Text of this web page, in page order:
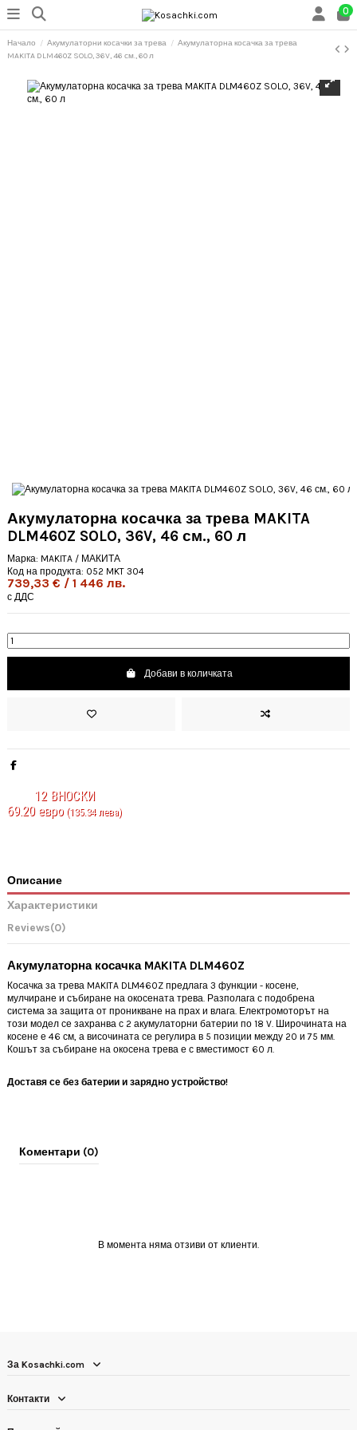
0
Начало Акумулаторни косачки за трева
Акумулаторна косачка за трева
MAKITA DLM460Z SOLO, 36V, 46 см., 60 л
Акумулаторна косачка за трева MAKITA
DLM460Z SOLO, 36V, 46 см., 60 л
Марка: MAKITA / МАКИТА
Код на продукта: 052 MKT 304
739,33 € / 1 446 лв.
с ДДС
Добави в количката
12 ВНОСКИ
69.20 евро(135.34 лева)
Описание
Характеристики
Reviews(0)
Акумулаторна косачка MAKITA DLM460Z
Косачка за трева MAKITA DLM460Z предлага 3 функции - косене,
мулчиране и събиране на окосената трева. Разполага с подобрена
система за защита от проникване на прах и влага. Електромоторът на
този модел се захранва с 2 акумулаторни батерии по 18 V. Широчината на
косене е 46 см, а височината се регулира в 5 позиции между 20 и 75 мм.
Кошът за събиране на окосена трева е с вместимост 60 л.
Доставя се без батерии и зарядно устройство!
Коментари (0)
В момента няма отзиви от клиенти.
За Kosachki.com
Контакти